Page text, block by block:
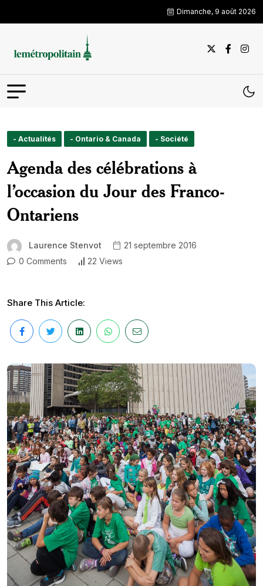
Dimanche, 9 août 2026
- Actualités - Ontario & Canada - Société
Agenda des célébrations à
l’occasion du Jour des Franco-
Ontariens
Laurence Stenvot
21 septembre 2016
0 Comments
22 Views
Share This Article: